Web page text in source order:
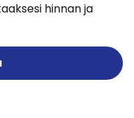
hinnan ja